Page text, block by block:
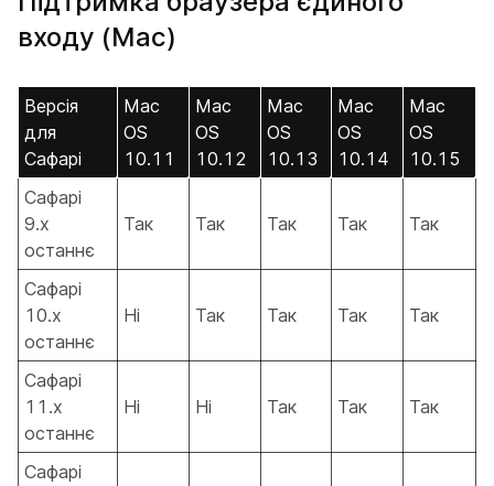
входу (Mac)
Версія
для
Сафарі
Mac
OS
10.11
Mac
OS
10.12
Mac
OS
10.13
Mac
OS
10.14
Mac
OS
10.15
Сафарі
9.x
останнє
Так Так Так Так Так
Сафарі
10.x
останнє
Ні Так Так Так Так
Сафарі
11.x
останнє
Ні Ні Так Так Так
Сафарі